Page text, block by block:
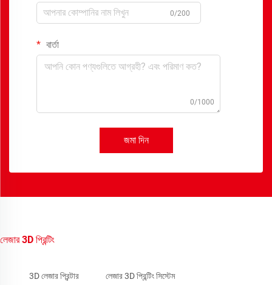
0/200
বার্তা
0/1000
জমা দিন
লেজার 3D প্রিন্টিং
3D লেজার প্রিন্টার লেজার 3D প্রিন্টিং সিস্টেম